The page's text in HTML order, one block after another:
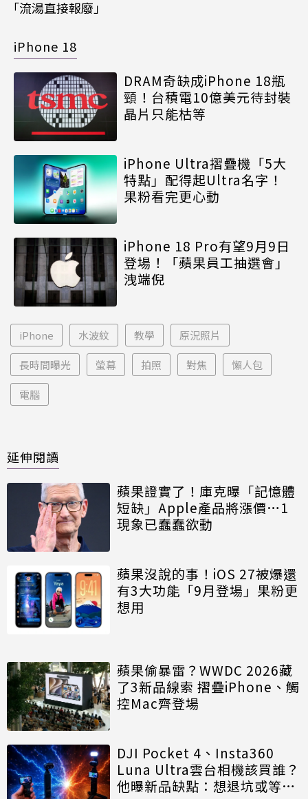
「流湯直接報廢」
iPhone 18
DRAM奇缺成iPhone 18瓶
頸！台積電10億美元待封裝
晶片只能枯等
iPhone Ultra摺疊機「5大
特點」配得起Ultra名字！
果粉看完更心動
iPhone 18 Pro有望9月9日
登場！「蘋果員工抽選會」
洩端倪
iPhone 水波紋 教學 原況照片
長時間曝光 螢幕 拍照 對焦 懶人包
電腦
延伸閱讀
蘋果證實了！庫克曝「記憶體
短缺」Apple產品將漲價…1
現象已蠢蠢欲動
蘋果沒說的事！iOS 27被爆還
有3大功能「9月登場」果粉更
想用
蘋果偷暴雷？WWDC 2026藏
了3新品線索 摺疊iPhone、觸
控Mac齊登場
DJI Pocket 4、Insta360
Luna Ultra雲台相機該買誰？
他曝新品缺點：想退坑或等更